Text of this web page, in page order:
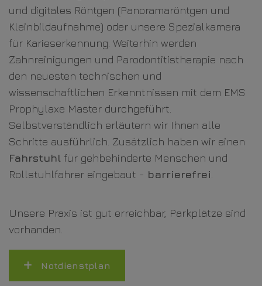
und digitales Röntgen (Panoramaröntgen und
Kleinbildaufnahme) oder unsere Spezialkamera
für Karieserkennung. Weiterhin werden
Zahnreinigungen und Parodontitistherapie nach
den neuesten technischen und
wissenschaftlichen Erkenntnissen mit dem EMS
Prophylaxe Master durchgeführt.
Selbstverständlich erläutern wir Ihnen alle
Schritte ausführlich. Zusätzlich haben wir einen
Fahrstuhl für gehbehinderte Menschen und
Rollstuhlfahrer eingebaut - barrierefrei.
Unsere Praxis ist gut erreichbar, Parkplätze sind
vorhanden.
Notdienstplan